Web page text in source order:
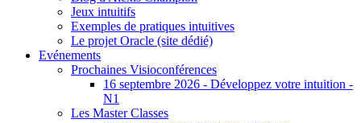
Jeux intuitifs
Exemples de pratiques intuitives
Le projet Oracle (site dédié)
Evénements
Prochaines Visioconférences
16 septembre 2026 - Développez votre intuition -
N1
Les Master Classes